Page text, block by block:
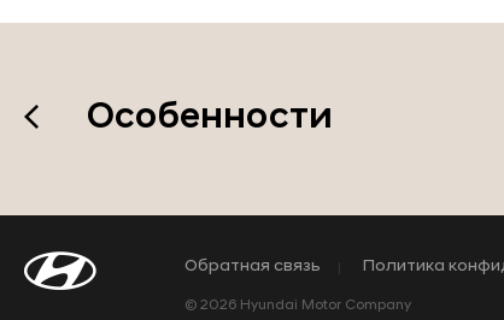
Особенности
Обратная связь Политика
© 2026 Hyundai Motor Company